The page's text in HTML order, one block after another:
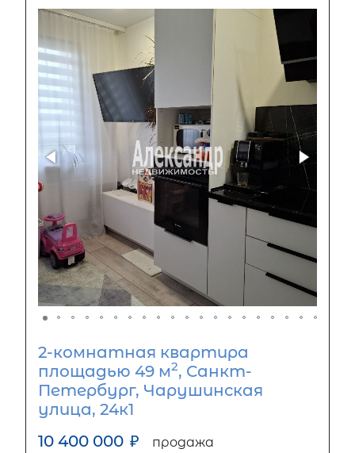
2-комнатная квартира
площадью 49 м2, Санкт-
Петербург, Чарушинская
улица, 24к1
10 400 000 ₽ продажа